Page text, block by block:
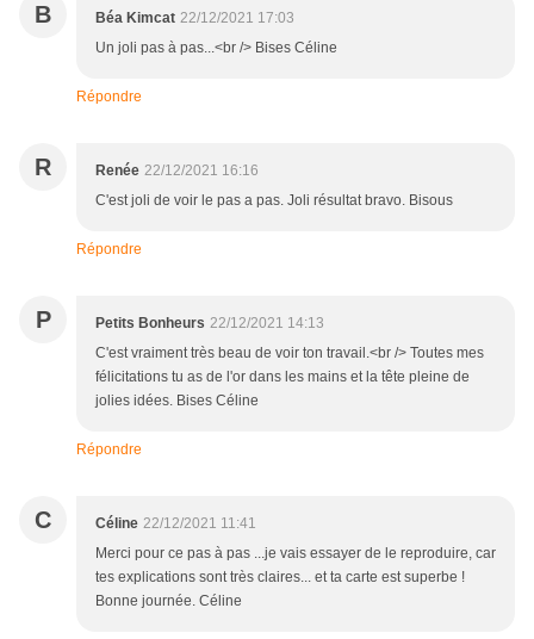
B Béa Kimcat 22/12/2021 17:03
Un joli pas à pas...<br /> Bises Céline
Répondre
R Renée 22/12/2021 16:16
C'est joli de voir le pas a pas. Joli résultat bravo. Bisous
Répondre
P Petits Bonheurs 22/12/2021 14:13
C'est vraiment très beau de voir ton travail.<br /> Toutes mes
félicitations tu as de l'or dans les mains et la tête pleine de
jolies idées. Bises Céline
Répondre
C Céline 22/12/2021 11:41
Merci pour ce pas à pas ...je vais essayer de le reproduire, car
tes explications sont très claires... et ta carte est superbe !
Bonne journée. Céline